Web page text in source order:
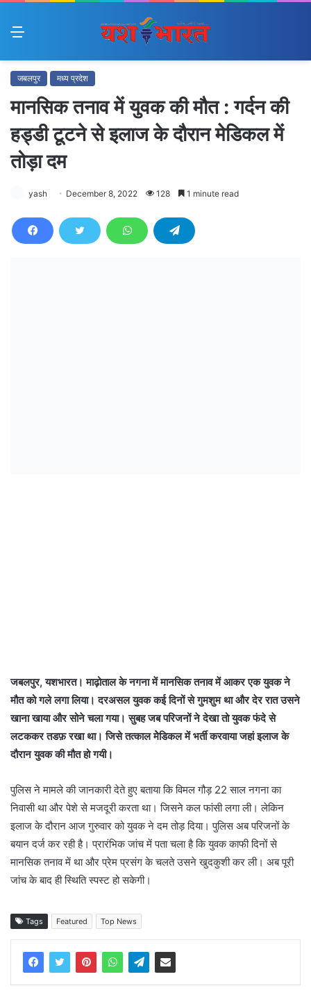
Menu
जबलपुर मध्य प्रदेश
मानसिक तनाव में युवक की मौत : गर्दन की
हड्डी टूटने से इलाज के दौरान मेडिकल में
तोड़ा दम
yash December 8, 2022 128 1 minute read
जबलपुर, यशभारत। माढ़ोताल के नगना में मानसिक तनाव में आकर एक युवक ने
मौत को गले लगा लिया। दरअसल युवक कई दिनों से गुमशुम था और देर रात उसने
खाना खाया और सोने चला गया। सुबह जब परिजनों ने देखा तो युवक फंदे से
लटककर तडफ़ रखा था। जिसे तत्काल मेेडिकल में भर्ती करवाया जहां इलाज के
दौरान युवक की मौत हो गयी।
पुलिस ने मामले की जानकारी देते हुए बताया कि विमल गौड़ 22 साल नगना का
निवासी था और पेशे से मजदूरी करता था। जिसने कल फांसी लगा ली। लेकिन
इलाज के दौरान आज गुरुवार को युवक ने दम तोड़ दिया। पुलिस अब परिजनों के
बयान दर्ज कर रही है। प्रारंभिक जांच में पता चला है कि युवक काफी दिनों से
मानसिक तनाव में था और प्रेम प्रसंग के चलते उसने खुदकुशी कर ली। अब पूरी
जांच के बाद ही स्थिति स्पस्ट हो सकेगी।
Tags Featured Top News